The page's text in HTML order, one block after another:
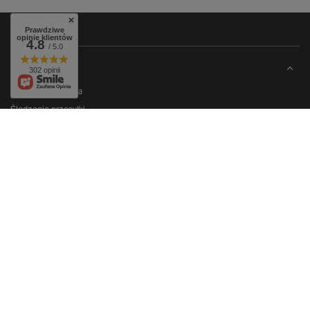
ZAMÓWIENIA
Status zamówienia
Śledzenie przesyłki
Prawdziwe
opinie klientów
4.8/ 5.0
302 opinii